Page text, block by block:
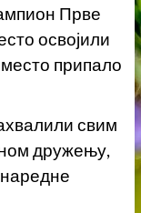
Прве
освојили
припало
свим
дружењу,